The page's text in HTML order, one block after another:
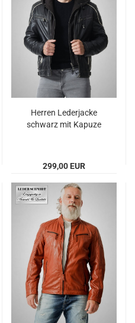
Her­ren Le­der­ja­cke
schwarz mit Ka­pu­ze
299,00 EUR